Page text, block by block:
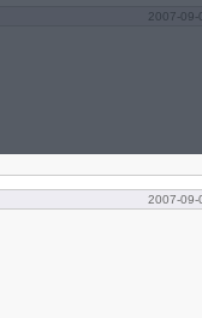
2007-09-
2007-09-